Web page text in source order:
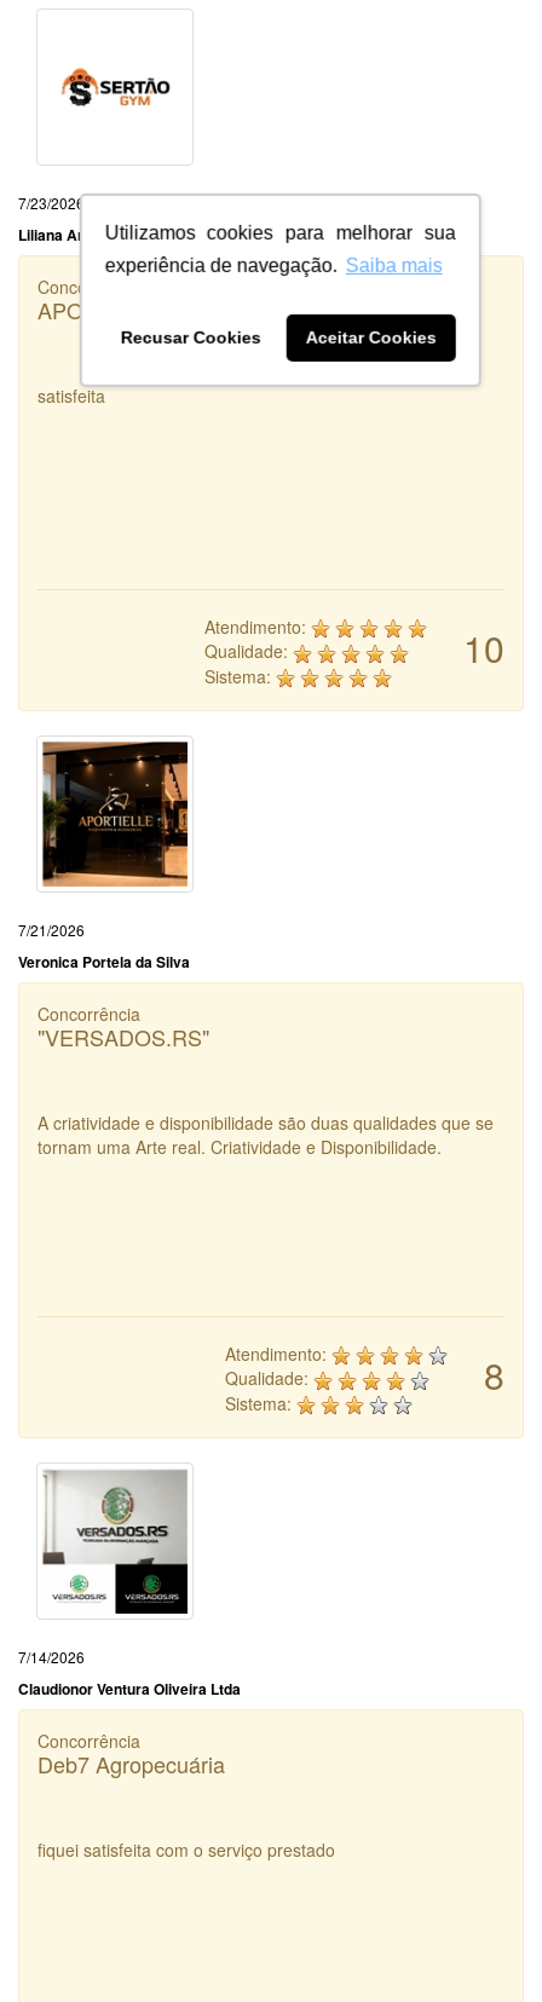
Utilizamos cookies para melhorar sua
experiência de navegação. Saiba mais
Recusar Cookies Aceitar Cookies
7/23/2026
Liliana Araujo
Concorrência
APORTIELLE
satisfeita
10
Atendimento:
Qualidade:
Sistema:
7/21/2026
Veronica Portela da Silva
Concorrência
"VERSADOS.RS"
A criatividade e disponibilidade são duas qualidades que se
tornam uma Arte real. Criatividade e Disponibilidade.
8
Atendimento:
Qualidade:
Sistema:
7/14/2026
Claudionor Ventura Oliveira Ltda
Concorrência
Deb7 Agropecuária
fiquei satisfeita com o serviço prestado